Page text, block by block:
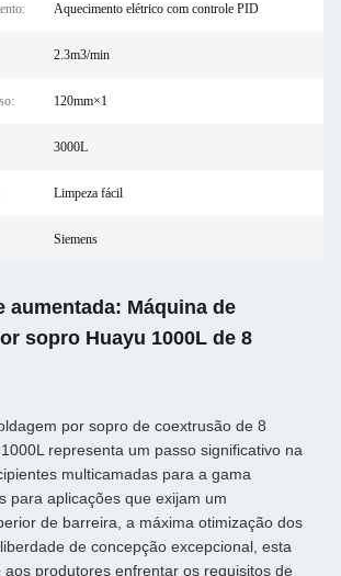
Aquecimento elétrico com controle PID
2.3m3/min
120mm×1
3000L
Limpeza fácil
Siemens
aumentada: Máquina de
sopro Huayu 1000L de 8
por sopro de coextrusão de 8
representa um passo significativo na
multicamadas para a gama
para aplicações que exijam um
de barreira, a máxima otimização dos
de concepção excepcional, esta
aos produtores enfrentar os requisitos de